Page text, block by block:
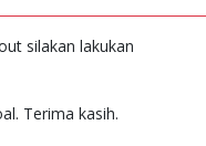
silakan lakukan
Terima kasih.